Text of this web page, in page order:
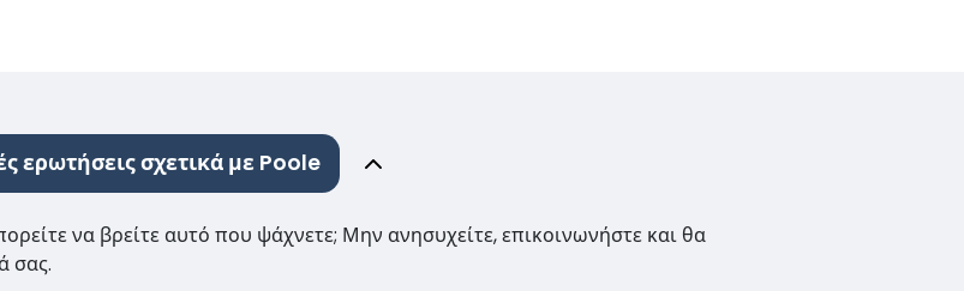
ερωτήσεις σχετικά με Poole
να βρείτε αυτό που ψάχνετε; Μην ανησυχείτε, επικοινωνήστε και θα
σας.